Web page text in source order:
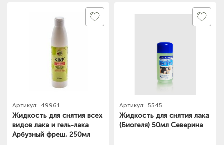
Артикул: 49961
Жидкость для снятия всех
видов лака и гель-лака
Арбузный фреш, 250мл
Артикул: 5545
Жидкость для снятия лака
(Биогеля) 50мл Северина